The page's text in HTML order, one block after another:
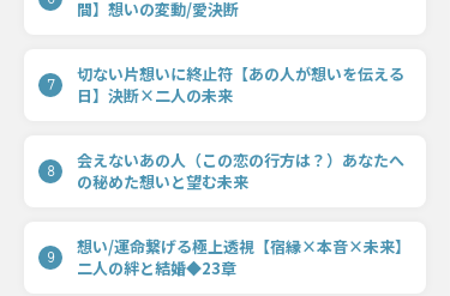
間】想いの変動/愛決断
7
切ない片想いに終止符【あの人が想いを伝える
日】決断×二人の未来
8
会えないあの人（この恋の行方は？）あなたへ
の秘めた想いと望む未来
9
想い/運命繋げる極上透視【宿縁×本音×未来】
二人の絆と結婚◆23章